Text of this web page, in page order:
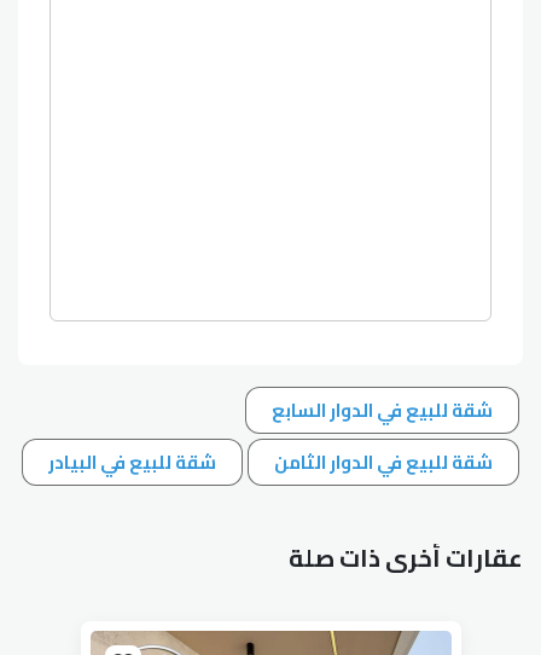
شقة للبيع في الدوار السابع
شقة للبيع في الدوار الثامن
شقة للبيع في البيادر
عقارات أخرى ذات صلة